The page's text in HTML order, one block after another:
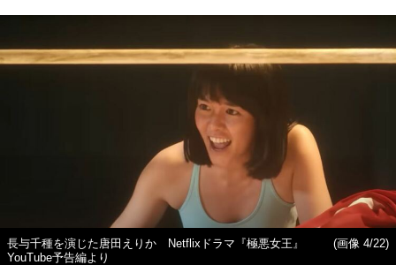
長与千種を演じた唐田えりか Netflixドラマ『極悪女王』
YouTube予告編より
(画像 4/22)